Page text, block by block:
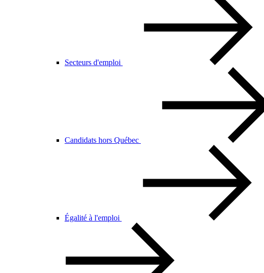
Secteurs d'emploi
Candidats hors Québec
Égalité à l'emploi